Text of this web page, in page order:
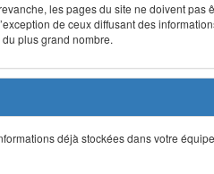
les pages du site ne doivent pas
de ceux diffusant des
plus grand nombre.
déjà stockées dans votre